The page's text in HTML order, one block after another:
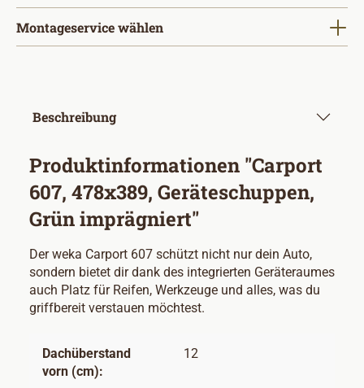
Montageservice wählen
Beschreibung
Produktinformationen "Carport
607, 478x389, Geräteschuppen,
Grün imprägniert"
Der weka Carport 607 schützt nicht nur dein Auto,
sondern bietet dir dank des integrierten Geräteraumes
auch Platz für Reifen, Werkzeuge und alles, was du
griffbereit verstauen möchtest.
Dachüberstand
vorn (cm):
12